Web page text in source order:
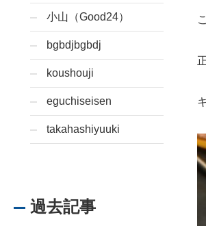
小山（Good24）
bgbdjbgbdj
koushouji
eguchiseisen
takahashiyuuki
過去記事